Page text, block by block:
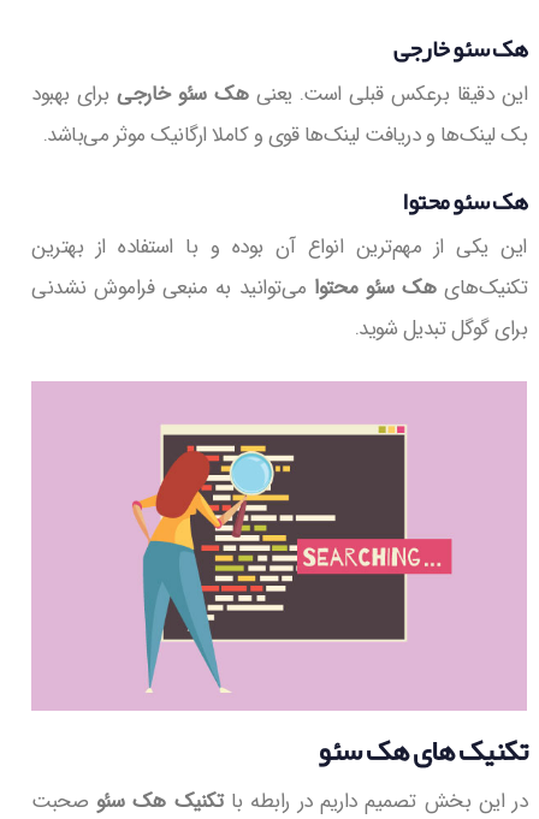
هک سئو خارجی
این دقیقا برعکس قبلی است. یعنیهک سئو خارجیبرای بهبود
بک لینک‌ها و دریافت لینک‌ها قوی و کاملا ارگانیک موثر می‌باشد.
هک سئو محتوا
این یکی از مهم‌ترین انواع آن بوده و با استفاده از بهترین
تکنیک‌هایهک سئو محتوا می‌توانید به منبعی فراموش نشدنی
برای گوگل تبدیل شوید.
تکنیک های هک سئو
در این بخش تصمیم داریم در رابطه باتکنیک هک سئو صحبت